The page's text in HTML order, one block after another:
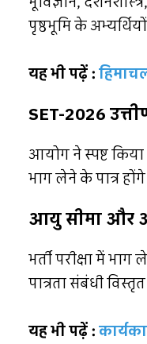
पृष्ठभूमि के
यह भी पढ़ें :
SET-2026
आयोग ने स्पष्ट किया
भाग लेने के पात्र
आयु सीमा और
भर्ती परीक्षा में
पात्रता संबंधी
यह भी पढ़ें :